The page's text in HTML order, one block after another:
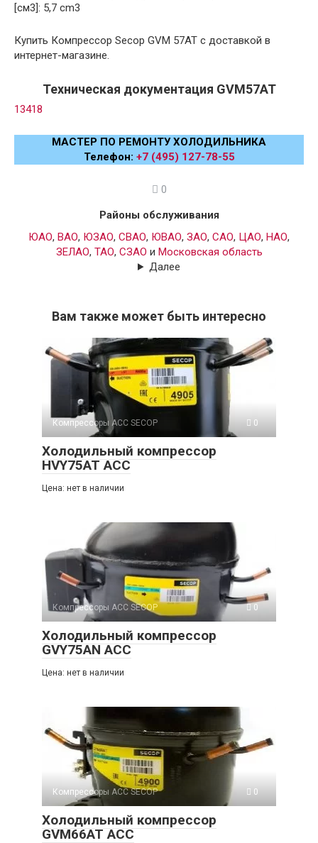
[см3]: 5,7 cm3
Купить Компрессор Secop GVM 57AT с доставкой в
интернет-магазине.
Техническая документация GVM57AT
13418
МАСТЕР ПО РЕМОНТУ ХОЛОДИЛЬНИКА
Телефон: +7 (495) 127-78-55
0
Районы обслуживания
ЮАО, ВАО, ЮЗАО, СВАО, ЮВАО, ЗАО, САО, ЦАО, НАО,
ЗЕЛАО, ТАО, СЗАО и Московская область
Далее
Вам также может быть интересно
Компрессоры ACC SECOP 0
Холодильный компрессор
HVY75AT ACC
Цена: нет в наличии
Компрессоры ACC SECOP 0
Холодильный компрессор
GVY75AN ACC
Цена: нет в наличии
Компрессоры ACC SECOP 0
Холодильный компрессор
GVM66AT ACC